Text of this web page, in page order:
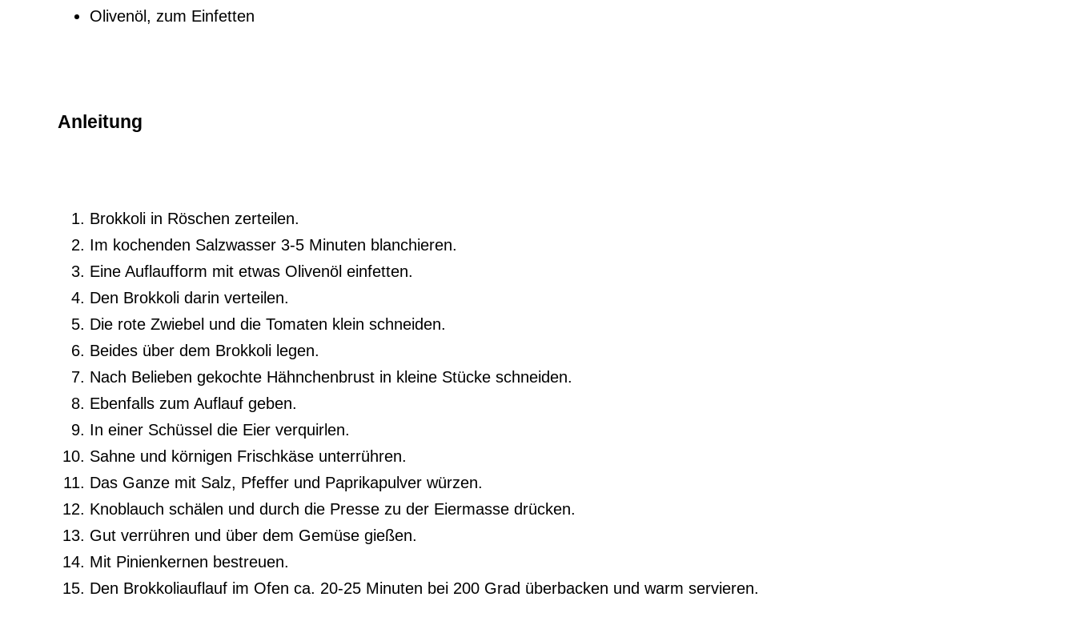
Olivenöl, zum Einfetten
Anleitung
Brokkoli in Röschen zerteilen.
Im kochenden Salzwasser 3-5 Minuten blanchieren.
Eine Auflaufform mit etwas Olivenöl einfetten.
Den Brokkoli darin verteilen.
Die rote Zwiebel und die Tomaten klein schneiden.
Beides über dem Brokkoli legen.
Nach Belieben gekochte Hähnchenbrust in kleine Stücke schneiden.
Ebenfalls zum Auflauf geben.
In einer Schüssel die Eier verquirlen.
Sahne und körnigen Frischkäse unterrühren.
Das Ganze mit Salz, Pfeffer und Paprikapulver würzen.
Knoblauch schälen und durch die Presse zu der Eiermasse drücken.
Gut verrühren und über dem Gemüse gießen.
Mit Pinienkernen bestreuen.
Den Brokkoliauflauf im Ofen ca. 20-25 Minuten bei 200 Grad überbacken und warm servieren.